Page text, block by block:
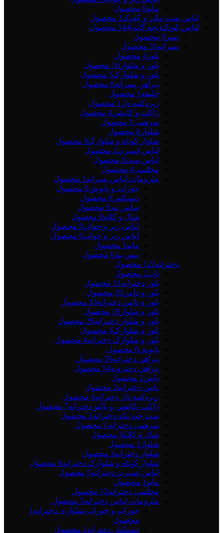
مایو0 محصول
لباس ست مادر و کودک3 محصول
لباس کودک(بچه گانه)144 محصول
پسر 9 محصول
پسرانه 31 محصول
بلوز 4 محصول
بلوز و شلوار 16 محصول
بلوز و شلوارک5 محصول
پیراهن پسرانه0 محصول
جلیقه 1 محصول
زیردکمه دار 1 محصول
ژاکت و کاپشن4 محصول
سرهمی 1 محصول
شلوار 0 محصول
شلوار کوتاه و شلوارک0 محصول
لباس اسپرت2 محصول
لباس ست0 محصول
مجلسی4 محصول
ملزومات لباس پسرانه 1 محصول
جوراب و پاپوش0 محصول
دستکش0 محصول
ساس بند0 محصول
شال و کلاه0 محصول
لباس زیر و خواب0 محصول
لباس زیر و خواب0 محصول
مایو 1 محصول
پیش بند0 محصول
دخترانه122 محصول
تاپ2 محصول
بلوز دخترانه 11 محصول
بلوز و دامن10 محصول
بلوز و دامن دخترانه10 محصول
بلوز و شلوار 19 محصول
بلوز و شلوار دخترانه20 محصول
بلوز و شلوارک4 محصول
بلوز و شلوارک دخترانه4 محصول
پاپوش0 محصول
پیراهن دخترانه59 محصول
پیراهن دخترونه54 محصول
دامن2 محصول
دامن دخترانه2 محصول
زیردکمه دار دخترانه4 محصول
ژاکت ،کاپشن و پالتو دخترانه7 محصول
ست چند تکه دخترانه2 محصول
سرهمی دخترانه 1 محصول
شال و کلاه0 محصول
شلوار 3 محصول
شلوار دخترانه3 محصول
شلوار کوتاه و شلوارک دخترانه0 محصول
لباس اسپرت دخترانه3 محصول
مایو 1 محصول
مجلسی دخترانه12 محصول
ملزومات لباس دخترانه5 محصول
جوراب و جوراب شلواری دخترانه 1
محصول
دستکش دخترانه 1 محصول